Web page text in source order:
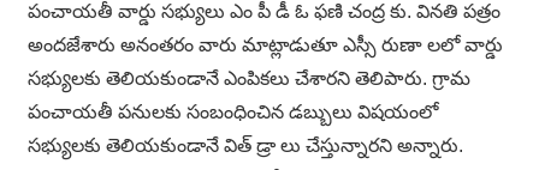
పంచాయతీ వార్డు సభ్యులు ఎం పీ డీ ఓ ఫణి చంద్ర కు. వినతి పత్రం
అందజేశారు అనంతరం వారు మాట్లాడుతూ ఎస్సీ రుణా లలో వార్డు
సభ్యులకు తెలియకుండానే ఎంపికలు చేశారని తెలిపారు. గ్రామ
పంచాయతీ పనులకు సంబంధించిన డబ్బులు విషయంలో
సభ్యులకు తెలియకుండానే విత్ డ్రా లు చేస్తున్నారని అన్నారు.